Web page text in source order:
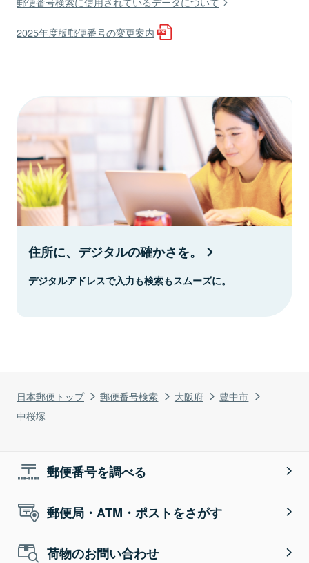
日本郵便トップ 郵便番号検索 大阪府
豊中市
中桜塚
2025年度版郵便番号の変更案内
住所に、デジタルの確かさを。
デジタルアドレスで入力も検索もスムーズに。
郵便番号を調べる
郵便局・ATM・ポストをさがす
荷物のお問い合わせ